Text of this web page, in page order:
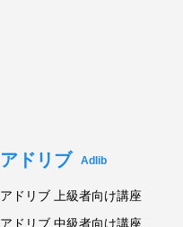
アドリブ Adlib
アドリブ 上級者向け講座
アドリブ 中級者向け講座